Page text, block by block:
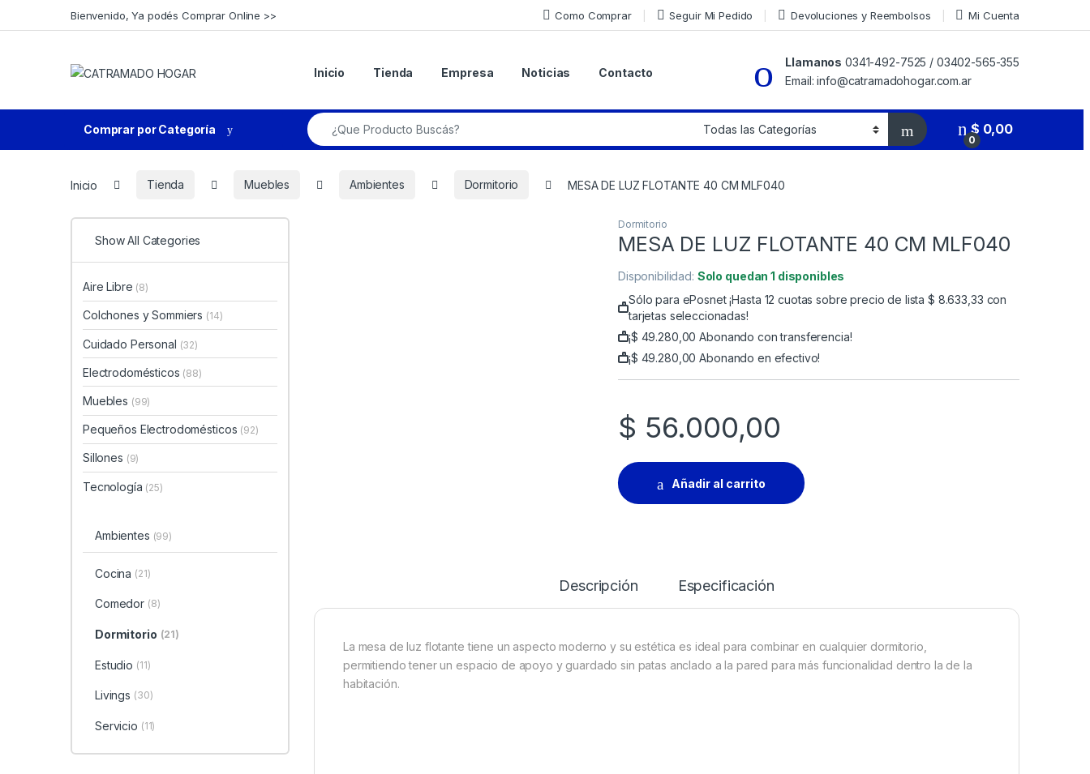
Bienvenido, Ya podés Comprar Online >> Como Comprar Seguir Mi Pedido Devoluciones y Reembolsos Mi Cuenta
Inicio Tienda Empresa Noticias Contacto
Llamanos 0341-492-7525 / 03402-565-355
Email: info@catramadohogar.com.ar
Comprar por Categoría
Search for:
0
$ 0,00
Inicio Tienda Muebles Ambientes Dormitorio MESA DE LUZ FLOTANTE 40 CM MLF040
Dormitorio
MESA DE LUZ FLOTANTE 40 CM MLF040
Disponibilidad: Solo quedan 1 disponibles
Sólo para ePosnet ¡Hasta 12 cuotas sobre precio de lista$ 8.633,33 con
tarjetas seleccionadas!
¡$ 49.280,00 Abonando con transferencia!
¡$ 49.280,00 Abonando en efectivo!
$ 56.000,00
Añadir al carrito
Descripción Especificación
La mesa de luz flotante tiene un aspecto moderno y su estética es ideal para combinar en cualquier dormitorio,
permitiendo tener un espacio de apoyo y guardado sin patas anclado a la pared para más funcionalidad dentro la de la
habitación.
Show All Categories
Aire Libre (8)
Colchones y Sommiers (14)
Cuidado Personal (32)
Electrodomésticos (88)
Muebles (99)
Pequeños Electrodomésticos (92)
Sillones (9)
Tecnología (25)
Ambientes (99)
Cocina (21)
Comedor (8)
Dormitorio (21)
Estudio (11)
Livings (30)
Servicio (11)